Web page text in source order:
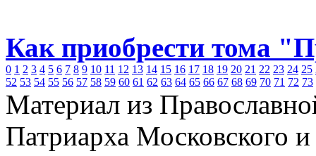
Как приобрести тома
0 1 2 3 4 5 6 7 8 9 10 11 12 13 14 15 16 17 18 19 20 21 22 23 24 25
52 53 54 55 56 57 58 59 60 61 62 63 64 65 66 67 68 69 70 71 72 73
Материал из
Патриарха Московского